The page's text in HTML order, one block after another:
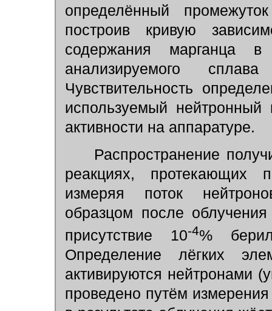
определённый
построив кривую
содержания марганца
анализируемого
Чувствительность
используемый
активности на аппаратуре.
Распространение
реакциях, протекающих
измеряя поток
образцом после
присутствие 10-4%
Определение лёгких
активируются нейтронами
проведено путём